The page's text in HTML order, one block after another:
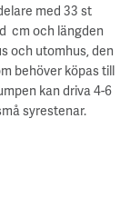
med 33 st
cm och längden
och utomhus, den
behöver köpas till
kan driva 4-6
syrestenar.